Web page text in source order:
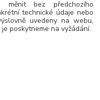
měnit bez předchozího
technické údaje nebo
uvedeny na webu,
poskytneme na vyžádání.